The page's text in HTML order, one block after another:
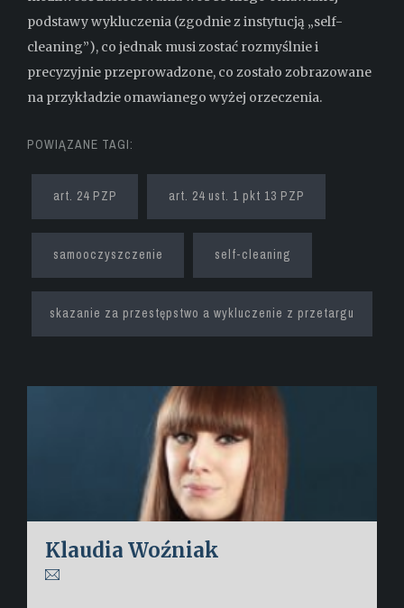
podstawy wykluczenia (zgodnie z instytucją „self-
cleaning”), co jednak musi zostać rozmyślnie i
precyzyjnie przeprowadzone, co zostało zobrazowane
na przykładzie omawianego wyżej orzeczenia.
POWIĄZANE TAGI:
art. 24 PZP art. 24 ust. 1 pkt 13 PZP
samooczyszczenie self-cleaning
skazanie za przestępstwo a wykluczenie z przetargu
Klaudia Woźniak